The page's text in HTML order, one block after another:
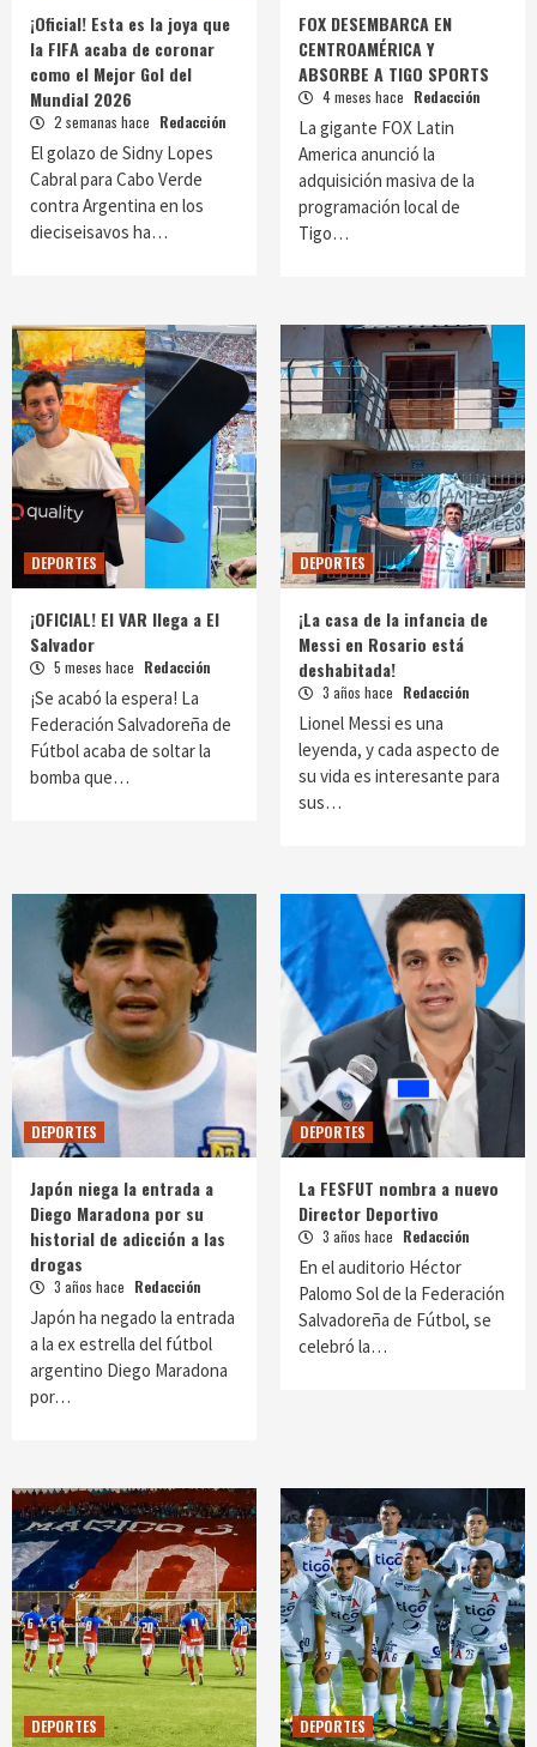
¡Oficial! Esta es la joya que
la FIFA acaba de coronar
como el Mejor Gol del
Mundial 2026
2 semanas hace Redacción
El golazo de Sidny Lopes
Cabral para Cabo Verde
contra Argentina en los
dieciseisavos ha…
FOX DESEMBARCA EN
CENTROAMÉRICA Y
ABSORBE A TIGO SPORTS
4 meses hace Redacción
La gigante FOX Latin
America anunció la
adquisición masiva de la
programación local de
Tigo…
DEPORTES
¡OFICIAL! El VAR llega a El
Salvador
5 meses hace Redacción
¡Se acabó la espera! La
Federación Salvadoreña de
Fútbol acaba de soltar la
bomba que…
DEPORTES
¡La casa de la infancia de
Messi en Rosario está
deshabitada!
3 años hace Redacción
Lionel Messi es una
leyenda, y cada aspecto de
su vida es interesante para
sus…
DEPORTES
Japón niega la entrada a
Diego Maradona por su
historial de adicción a las
drogas
3 años hace Redacción
Japón ha negado la entrada
a la ex estrella del fútbol
argentino Diego Maradona
por…
DEPORTES
La FESFUT nombra a nuevo
Director Deportivo
3 años hace Redacción
En el auditorio Héctor
Palomo Sol de la Federación
Salvadoreña de Fútbol, se
celebró la…
DEPORTES DEPORTES